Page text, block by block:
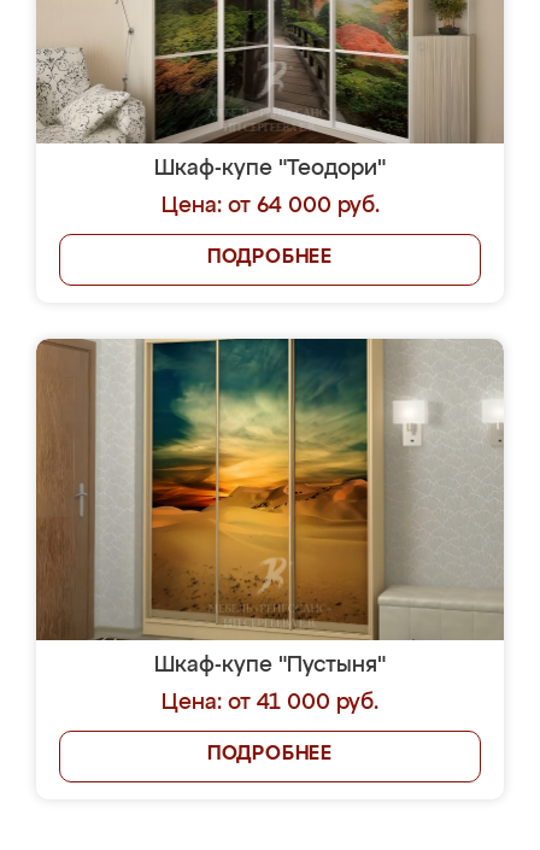
Шкаф-купе "Теодори"
Цена: от 64 000 руб.
ПОДРОБНЕЕ
Шкаф-купе "Пустыня"
Цена: от 41 000 руб.
ПОДРОБНЕЕ